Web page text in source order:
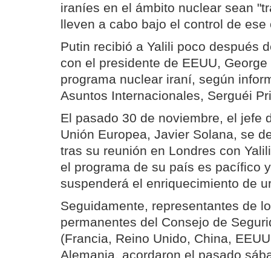
iraníes en el ámbito nuclear sean
lleven a cabo bajo el control de ese
Putin recibió a Yalili poco después
con el presidente de EEUU,
programa nuclear iraní, según
Asuntos Internacionales, Serguéi
El pasado 30 de noviembre, el jefe
Unión Europea, Javier Solana, se
tras su reunión en Londres con
el programa de su país es pacífico
suspenderá el enriquecimiento de
Seguidamente, representantes de
permanentes del Consejo de
(Francia, Reino Unido, China,
Alemania, acordaron el pasado